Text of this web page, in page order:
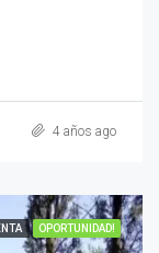
4 años ago
OPORTUNIDAD!